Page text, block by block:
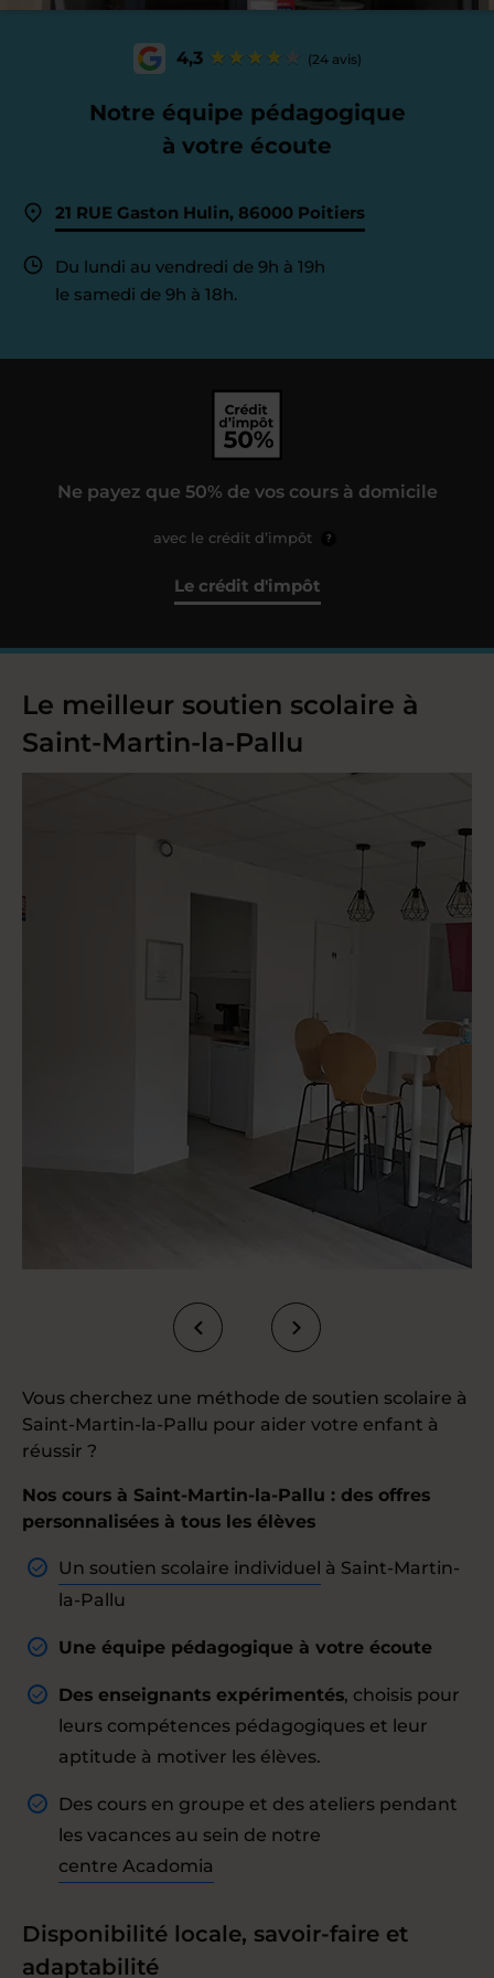
4,3 (24 avis)
Notre équipe pédagogique
à votre écoute
21 RUE Gaston Hulin, 86000 Poitiers
Du lundi au vendredi de 9h à 19h
le samedi de 9h à 18h.
Ne payez que 50% de vos cours à domicile
avec le crédit d’impôt ?
Le crédit d'impôt
Le meilleur soutien scolaire à
Saint-Martin-la-Pallu
Vous cherchez une méthode de soutien scolaire à
Saint-Martin-la-Pallu pour aider votre enfant à
réussir ?
Nos cours à Saint-Martin-la-Pallu : des offres
personnalisées à tous les élèves
Un soutien scolaire individuel à Saint-Martin-
la-Pallu
Une équipe pédagogique à votre écoute
Des enseignants expérimentés, choisis pour
leurs compétences pédagogiques et leur
aptitude à motiver les élèves.
Des cours en groupe et des ateliers pendant
les vacances au sein de notre
centre Acadomia
Disponibilité locale, savoir-faire et
adaptabilité